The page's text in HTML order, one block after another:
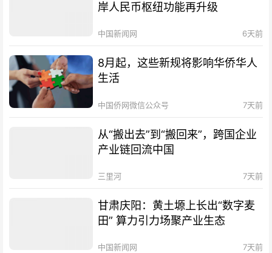
岸人民币枢纽功能再升级
中国新闻网 6天前
8月起，这些新规将影响华侨华人
生活
中国侨网微信公众号 7天前
从“搬出去”到“搬回来”，跨国企业
产业链回流中国
三里河 7天前
甘肃庆阳：黄土塬上长出“数字麦
田” 算力引力场聚产业生态
中国新闻网 7天前